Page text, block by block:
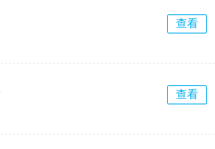
查看
查看